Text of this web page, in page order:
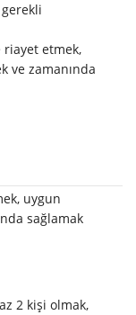
etmek,
ve zamanında
uygun
sağlamak
2 kişi olmak,